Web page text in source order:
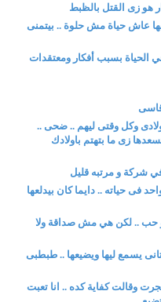
هو زى القتل بالظبط
عاش حياة مش حلوة .. بيتمنى
بسبب أفكار ومعتقدات
وكل وقتى ليهم .. ضحى ..
زى ما بتهتم باولادك
شركة و مرتبه قليل
فى حياته .. دايما كان بيدلعها
او حب .. لكن هي مش صداقة ولا
يسمع ليها ويضيعها .. طبطبى
وقالت كفاية كده .. انا تعبت